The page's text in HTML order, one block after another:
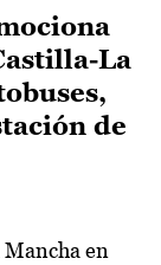
La
de
en